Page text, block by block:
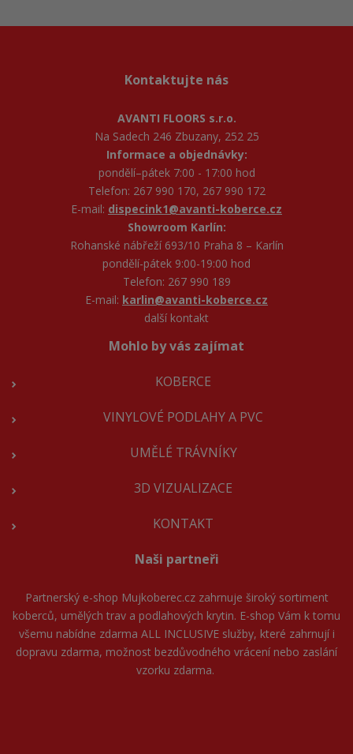
Kontaktujte nás
AVANTI FLOORS s.r.o.
Na Sadech 246 Zbuzany, 252 25
Informace a objednávky:
pondělí–pátek 7:00 - 17:00 hod
Telefon: 267 990 170, 267 990 172
E-mail: dispecink1@avanti-koberce.cz
Showroom Karlín:
Rohanské nábřeží 693/10 Praha 8 – Karlín
pondělí-pátek 9:00-19:00 hod
Telefon: 267 990 189
E-mail: karlin@avanti-koberce.cz
další kontakt
Mohlo by vás zajímat
KOBERCE
VINYLOVÉ PODLAHY A PVC
UMĚLÉ TRÁVNÍKY
3D VIZUALIZACE
KONTAKT
Naši partneři
Partnerský e-shop Mujkoberec.czzahrnuje široký sortiment
koberců, umělých trav a podlahových krytin. E-shop Vám k tomu
všemu nabídne zdarma ALL INCLUSIVE služby, které zahrnují i
dopravu zdarma, možnost bezdůvodného vrácení nebo zaslání
vzorku zdarma.